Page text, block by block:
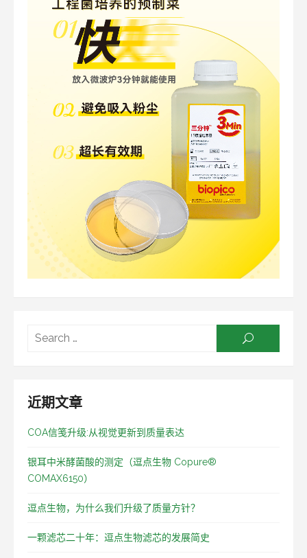
近期文章
COA信笺升级:从视觉更新到质量表达
银耳中米酵菌酸的测定（逗点生物 Copure®
COMAX6150）
逗点生物，为什么我们升级了质量方针？
一颗滤芯二十年：逗点生物滤芯的发展简史